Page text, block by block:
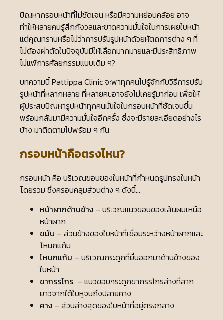
ปัญหากรอบหน้าที่ไม่ชัดเจน หรือมีความหย่อนคล้อย อาจ
ทำให้หลายคนรู้สึกกังวลและขาดความมั่นใจในการเผยใบหน้า
แต่คุณทราบหรือไม่ว่าการปรับรูปหน้าด้วยหัตถการต่าง ๆ ที่
ไม่ต้องผ่าตัดในปัจจุบันมีให้เลือกมากมายและมีประสิทธิภาพ
ไม่แพ้การศัลยกรรมแบบเดิม ๆ?
บทความนี้ Pattippa Clinic จะพาทุกคนไปรู้จักกับวิธีการปรับ
รูปหน้าที่หลากหลาย ที่หลายคนอาจยังไม่เคยรู้มาก่อน เพื่อให้
ผู้ประสบปัญหารูปหน้าทุกคนมั่นใจในกรอบหน้าที่ชัดเจนขึ้น
พร้อมกลับมามีความมั่นใจอีกครั้ง ซึ่งจะมีรายละเอียดอย่างไร
บ้าง มาติดตามไปพร้อม ๆ กัน
กรอบหน้าคือตรงไหน?
กรอบหน้า คือ บริเวณขอบของใบหน้าที่กำหนดรูปทรงใบหน้า
โดยรวม ซึ่งครอบคลุมส่วนต่าง ๆ ดังนี้…
หน้าผากด้านข้าง – บริเวณแนวขอบของเส้นผมเหนือ
หน้าผาก
ขมับ – ส่วนข้างของใบหน้าที่เชื่อมระหว่างหน้าผากและ
โหนกแก้ม
โหนกแก้ม – บริเวณกระดูกที่ยื่นออกมาด้านข้างของ
ใบหน้า
ขากรรไกร – แนวขอบกระดูกขากรรไกรล่างที่ลาก
ยาวจากใต้ใบหูจนถึงปลายคาง
คาง – ส่วนล่างสุดของใบหน้าที่อยู่ตรงกลาง